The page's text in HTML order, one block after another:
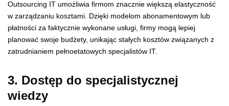
Outsourcing IT umożliwia firmom znacznie większą elastyczność
w zarządzaniu kosztami. Dzięki modelom abonamentowym lub
płatności za faktycznie wykonane usługi, firmy mogą lepiej
planować swoje budżety, unikając stałych kosztów związanych z
zatrudnianiem pełnoetatowych specjalistów IT.
3. Dostęp do specjalistycznej
wiedzy